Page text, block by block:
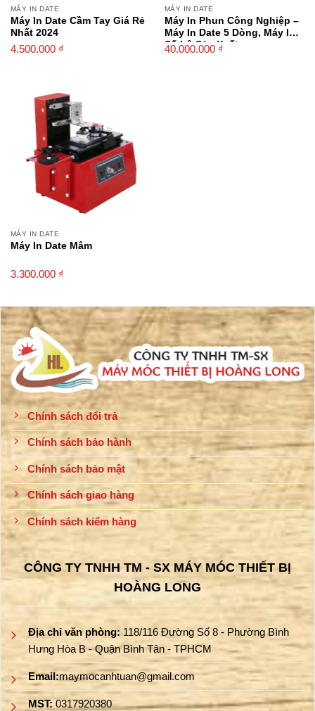
MÁY IN DATE
Máy In Date Cầm Tay Giá Rẻ
Nhất 2024
4.500.000 ₫
MÁY IN DATE
Máy In Phun Công Nghiệp –
Máy In Date 5 Dòng, Máy In
Số Lô Sản Xuất
40.000.000 ₫
MÁY IN DATE
Máy In Date Mâm
3.300.000 ₫
Chính sách đổi trả
Chính sách bảo hành
Chính sách bảo mật
Chính sách giao hàng
Chính sách kiểm hàng
CÔNG TY TNHH TM - SX MÁY MÓC THIẾT BỊ
HOÀNG LONG
Địa chỉ văn phòng: 118/116 Đường Số 8 - Phường Bình
Hưng Hòa B - Quận Bình Tân - TPHCM
Email:maymocanhtuan@gmail.com
MST:0317920380